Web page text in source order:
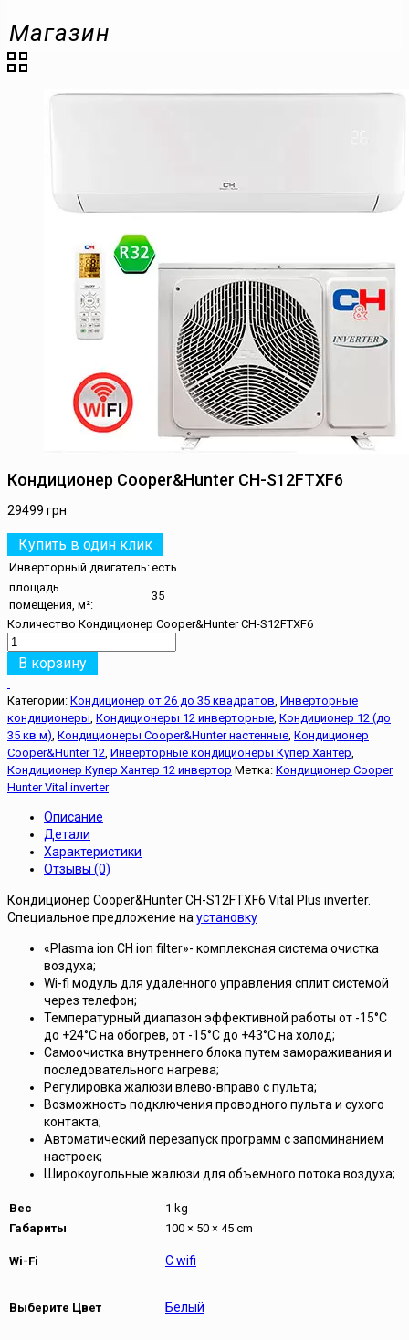
Магазин
Кондиционер Cooper&Hunter CH-S12FTXF6
29499 грн
Купить в один клик
Инверторный двигатель:есть
площадь
помещения, м²:
35
Количество Кондиционер Cooper&Hunter CH-S12FTXF6
В корзину
Категории: Кондиционер от 26 до 35 квадратов, Инверторные
кондиционеры, Кондиционеры 12 инверторные, Кондиционер 12 (до
35 кв м), Кондиционеры Cooper&Hunter настенные, Кондиционер
Cooper&Hunter 12, Инверторные кондиционеры Купер Хантер,
Кондиционер Купер Хантер 12 инвертор Метка: Кондиционер Cooper
Hunter Vital inverter
Описание
Детали
Характеристики
Отзывы (0)
Кондиционер Cooper&Hunter CH-S12FTXF6 Vital Plus inverter.
Специальное предложение на установку
«Plasma ion CH ion filter»- комплексная система очистка
воздуха;
Wi-fi модуль для удаленного управления сплит системой
через телефон;
Температурный диапазон эффективной работы от -15°C
до +24°C на обогрев, от -15°C до +43°C на холод;
Самоочистка внутреннего блока путем замораживания и
последовательного нагрева;
Регулировка жалюзи влево-вправо с пульта;
Возможность подключения проводного пульта и сухого
контакта;
Автоматический перезапуск программ с запоминанием
настроек;
Широкоугольные жалюзи для объемного потока воздуха;
Вес
1 kg
Габариты
100 × 50 × 45 cm
Wi-Fi С wifi
Выберите Цвет Белый